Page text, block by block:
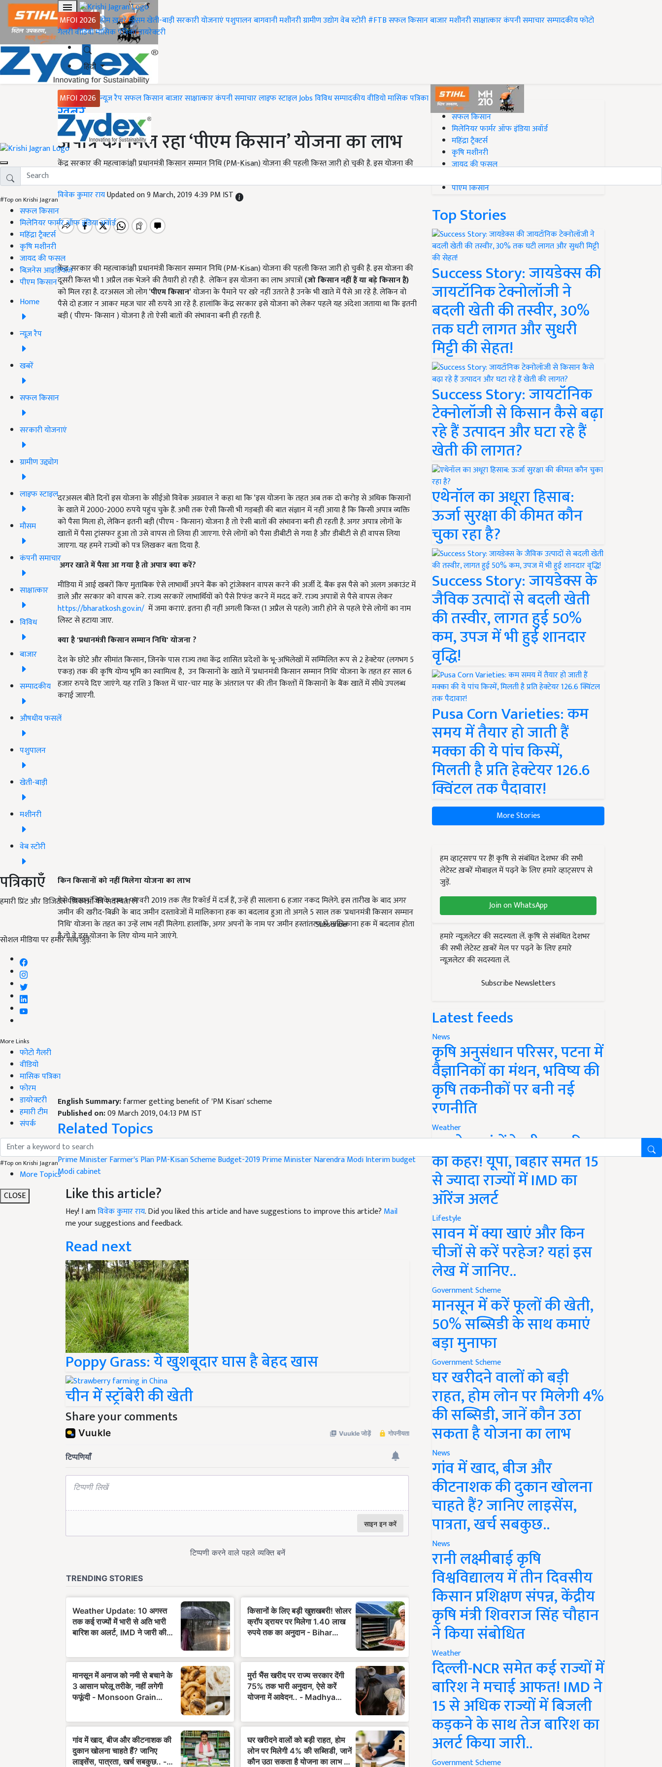
MFOI 2026 होमख़बरेंमौसमखेती-बाड़ीसरकारी योजनाएंपशुपालनबागवानीमशीनरीग्रामीण उद्योगवेब स्टोरी#FTBसफल किसानबाजारमशीनरीसाक्षात्कारकंपनी समाचारसम्पादकीयफोटो
गैलरीवीडियोमासिक पत्रिकाडायरेक्टरी
हिंदी
MFOI 2026 न्यूज़ रैपसफल किसानबाजारसाक्षात्कारकंपनी समाचारलाइफ स्टाइलJobsविविधसम्पादकीयवीडियोमासिक पत्रिका
#Top on Krishi Jagran
सफल किसान
मिलेनियर फार्मर ऑफ इंडिया अवॉर्ड
महिंद्रा ट्रैक्टर्स
कृषि मशीनरी
जायद की फसल
बिज़नेस आइडियाज
पीएम किसान
Home
न्यूज़ रैप
खबरें
सफल किसान
सरकारी योजनाएं
ग्रामीण उद्द्योग
लाइफ स्टाइल
मौसम
कंपनी समाचार
साक्षात्कार
विविध
बाजार
सम्पादकीय
औषधीय फसलें
पशुपालन
खेती-बाड़ी
मशीनरी
वेब स्टोरी
पत्रिकाएँ
हमारी प्रिंट और डिजिटल पत्रिकाओं की सदस्यता लें
Subscribe
सोशल मीडिया पर हमारे साथ जुड़ें:
More Links
फोटो गैलरी
वीडियो
मासिक पत्रिका
फोरम
डायरेक्टरी
हमारी टीम
संपर्क
#Top on Krishi Jagran
More Topics
CLOSE
Home
ख़बरें
अपात्र को मिल रहा ‘पीएम किसान’ योजना का लाभ
केंद्र सरकार की महत्वाकांक्षी प्रधानमंत्री किसान सम्मान निधि (PM-Kisan) योजना की पहली किस्त जारी हो चुकी है. इस योजना की
विवेक कुमार रायUpdated on 9 March, 2019 4:39 PM IST
केंद्र सरकार की महत्वाकांक्षी प्रधानमंत्री किसान सम्मान निधि (PM-Kisan) योजना की पहली किस्त जारी हो चुकी है. इस योजना की
दूसरी किस्त भी 1 अप्रैल तक भेजने की तैयारी हो रही है. लेकिन इस योजना का लाभ अपात्रों(जो किसान नहीं हैं या बड़े किसान हैं)
को मिल रहा है. दरअसल जो लोग ‘पीएम किसान’योजना के पैमाने पर खरे नहीं उतरते है उनके भी खाते में पैसे आ रहे है. लेकिन वो
पैसे दो हजार न आकर महज चार सौ रुपये आ रहे है. हालांकि केंद्र सरकार इसे योजना को लेकर पहले यह अंदेशा जताया था कि इतनी
बड़ी ( पीएम- किसान ) योजना है तो ऐसी बातों की संभावना बनी ही रहती है.
दरअसल बीते दिनों इस योजना के सीईओ विवेक अग्रवाल ने कहा था कि ‘इस योजना के तहत अब तक दो करोड़ से अधिक किसानों
के खाते में 2000-2000 रुपये पहुंच चुके हैं. अभी तक ऐसी किसी भी गड़बड़ी की बात संज्ञान में नहीं आया है कि किसी अपात्र व्यक्ति
को पैसा मिला हो, लेकिन इतनी बड़ी (पीएम - किसान) योजना है तो ऐसी बातों की संभावना बनी ही रहती है. अगर अपात्र लोगों के
खातों में पैसा ट्रांसफर हुआ तो उसे वापस तो लिया ही जाएगा. ऐसे लोगों को पैसा डीबीटी से गया है और डीबीटी से ही वापस लिया
जाएगा. यह हमने राज्यों को पत्र लिखकर बता दिया है.
अगर खाते में पैसा आ गया है तो अपात्र क्या करें?
मीडिया में आई खबरों किए मुताबिक ऐसे लाभार्थी अपने बैंक को ट्रांजेक्शन वापस करने की अर्जी दें. बैंक इस पैसे को अलग अकाउंट में
डाले और सरकार को वापस करे. राज्य सरकारें लाभार्थियों को पैसे रिफंड करने में मदद करें. राज्य अपात्रों से पैसे वापस लेकर
https://bharatkosh.gov.in/ में जमा कराएं. इतना ही नहीं अगली किस्त (1 अप्रैल से पहले) जारी होने से पहले ऐसे लोगों का नाम
लिस्ट से हटाया जाए.
क्या है 'प्रधानमंत्री किसान सम्मान निधि'योजना ?
देश के छोटे और सीमांत किसान, जिनके पास राज्य तथा केंद्र शासित प्रदेशों के भू-अभिलेखों में सम्मिलित रूप से 2 हेक्टेयर (लगभग 5
एकड़) तक की कृषि योग्य भूमि का स्वामित्व है, उन किसानों के खाते में 'प्रधानमंत्री किसान सम्मान निधि' योजना के तहत हर साल 6
हजार रुपये दिए जाएंगे. यह राशि 3 किश्त में चार-चार माह के अंतराल पर की तीन किश्तों में किसानों के बैंक खातें में सीधे उपलब्ध
कराई जाएगी.
किन किसानों को नहीं मिलेगा योजना का लाभ
ऐसे किसान जिनके नाम 1 फरवरी 2019 तक लैंड रिकॉर्ड में दर्ज हैं, उन्हें ही सालाना 6 हजार नकद मिलेगे. इस तारीख के बाद अगर
जमीन की खरीद-बिक्री के बाद जमीन दस्तावेजों में मालिकाना हक का बदलाव हुआ तो अगले 5 साल तक 'प्रधानमंत्री किसान सम्मान
निधि' योजना के तहत का उन्हें लाभ नहीं मिलेगा. हालांकि, अगर अपनों के नाम पर जमीन हस्तांतरण में मालिकाना हक में बदलाव होता
है तो वे इस योजना के लिए योग्य माने जाएंगे.
English Summary:farmer getting benefit of 'PM Kisan' scheme
Published on:09 March 2019, 04:13 PM IST
Related Topics
Central Ministry of Agriculture
Prime Minister Farmer's PlanPM-Kisan SchemeBudget-2019Prime Minister Narendra ModiInterim budget
Modi cabinet
Like this article?
Hey! I amविवेक कुमार राय. Did you liked this article and have suggestions to improve this article? Mail
me your suggestions and feedback.
Read next
Poppy Grass: ये खुशबूदार घास है बेहद खास
चीन में स्ट्रॉबेरी की खेती
Share your comments
#Top on Krishi Jagran
सफल किसान
मिलेनियर फार्मर ऑफ इंडिया अवॉर्ड
महिंद्रा ट्रैक्टर्स
कृषि मशीनरी
जायद की फसल
पीएम किसान
Top Stories
Success Story: जायडेक्स की
जायटॉनिक टेक्नोलॉजी ने
बदली खेती की तस्वीर, 30%
तक घटी लागत और सुधरी
मिट्टी की सेहत!
Success Story: जायटॉनिक
टेक्नोलॉजी से किसान कैसे बढ़ा
रहे हैं उत्पादन और घटा रहे हैं
खेती की लागत?
एथेनॉल का अधूरा हिसाब:
ऊर्जा सुरक्षा की कीमत कौन
चुका रहा है?
Success Story: जायडेक्स के
जैविक उत्पादों से बदली खेती
की तस्वीर, लागत हुई 50%
कम, उपज में भी हुई शानदार
वृद्धि!
Pusa Corn Varieties: कम
समय में तैयार हो जाती हैं
मक्का की ये पांच किस्में,
मिलती है प्रति हेक्टेयर 126.6
क्विंटल तक पैदावार!
More Stories
हम व्हाट्सएप पर हैं! कृषि से संबंधित देशभर की सभी
लेटेस्ट ख़बरें मोबाइल में पढ़ने के लिए हमारे व्हाट्सएप से
जुड़ें.
Join on WhatsApp
हमारे न्यूज़लेटर की सदस्यता लें. कृषि से संबंधित देशभर
की सभी लेटेस्ट ख़बरें मेल पर पढ़ने के लिए हमारे
न्यूज़लेटर की सदस्यता लें.
Subscribe Newsletters
Latest feeds
News
कृषि अनुसंधान परिसर, पटना में
वैज्ञानिकों का मंथन, भविष्य की
कृषि तकनीकों पर बनी नई
रणनीति
Weather
अगले 12 घंटों के भीतर बारिश
का कहर! यूपी, बिहार समेत 15
से ज्यादा राज्यों में IMD का
ऑरेंज अलर्ट
Lifestyle
सावन में क्या खाएं और किन
चीजों से करें परहेज? यहां इस
लेख में जानिए..
Government Scheme
मानसून में करें फूलों की खेती,
50% सब्सिडी के साथ कमाएं
बड़ा मुनाफा
Government Scheme
घर खरीदने वालों को बड़ी
राहत, होम लोन पर मिलेगी 4%
की सब्सिडी, जानें कौन उठा
सकता है योजना का लाभ
News
गांव में खाद, बीज और
कीटनाशक की दुकान खोलना
चाहते हैं? जानिए लाइसेंस,
पात्रता, खर्च सबकुछ..
News
रानी लक्ष्मीबाई कृषि
विश्वविद्यालय में तीन दिवसीय
किसान प्रशिक्षण संपन्न, केंद्रीय
कृषि मंत्री शिवराज सिंह चौहान
ने किया संबोधित
Weather
दिल्ली-NCR समेत कई राज्यों में
बारिश ने मचाई आफत! IMD ने
15 से अधिक राज्यों में बिजली
कड़कने के साथ तेज बारिश का
अलर्ट किया जारी..
Government Scheme